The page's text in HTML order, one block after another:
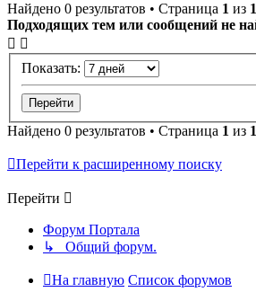
Найдено 0 результатов • Страница 1 из 1
Подходящих тем или сообщений не
Показать:
Найдено 0 результатов • Страница 1 из 1
Перейти к расширенному поиску
Перейти
Форум Портала
↳ Общий форум.
На главную Список форумов